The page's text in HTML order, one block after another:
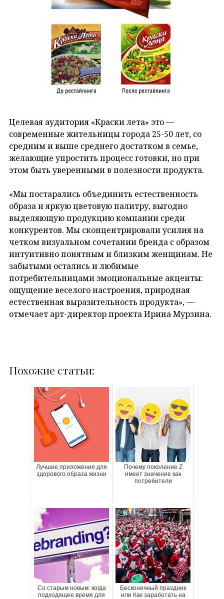
Целевая аудитория «Краски лета» это —
современные жительницы города 25-50 лет, со
средним и выше среднего достатком в семье,
желающие упростить процесс готовки, но при
этом быть уверенными в полезности продукта.
«Мы постарались объединить естественность
образа и яркую цветовую палитру, выгодно
выделяющую продукцию компании среди
конкурентов. Мы сконцентрировали усилия на
четком визуальном сочетании бренда с образом
интуитивно понятным и близким женщинам. Не
забытыми остались и любимые
потребительницами эмоциональные акценты:
ощущение веселого настроения, природная
естественная выразительность продукта», —
отмечает арт-директор проекта Ирина Мурзина.
Похожие статьи:
Лучшие приложения для
здорового образа жизни
Почему поколение Z
имеет значение как
потребители
Со старым новым: когда
подходящее время для
Бесконечный праздник
или Как заработать на